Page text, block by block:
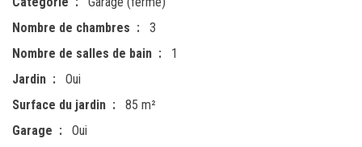
Nombre de chambres
3
Nombre de salles de bain
1
Jardin
Oui
Surface du jardin
85 m²
Garage
Oui